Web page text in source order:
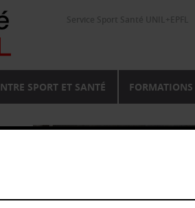
SPORT ET SANTÉ FORMATIONS